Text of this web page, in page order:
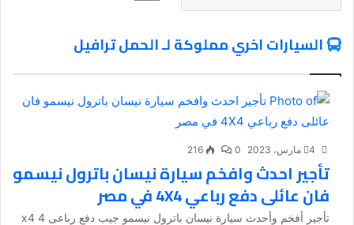
السيارات اخري مملوكة لـ الحمل ترافيل
4 مارس، 2023 0
216
تأجير احدث وافخم سيارة نيسان باترول نيسمو
فان عائلى دفع رباعي 4X4 في مصر
تأجير أفخم وأحدث سيارة نيسان باترول نيسمو جيب دفع رباعى 4 x4